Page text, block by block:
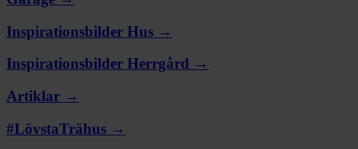
Inspirationsbilder Hus →
Inspirationsbilder Herrgård →
Artiklar →
#LövstaTrähus →